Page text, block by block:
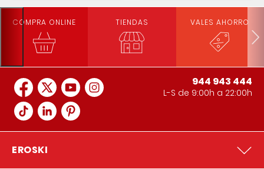
COMPRA ONLINE TIENDAS VALES AHORRO
944 943 444
L-S de 9:00h a 22:00h
EROSKI